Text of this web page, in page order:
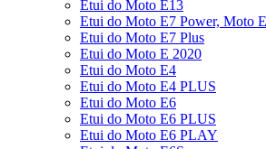
Etui do Moto E13
Etui do Moto E7 Power, Moto
Etui do Moto E7 Plus
Etui do Moto E 2020
Etui do Moto E4
Etui do Moto E4 PLUS
Etui do Moto E6
Etui do Moto E6 PLUS
Etui do Moto E6 PLAY